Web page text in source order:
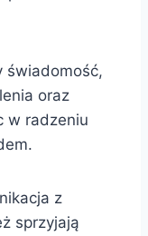
świadomość,
oraz
w radzeniu
z
sprzyjają